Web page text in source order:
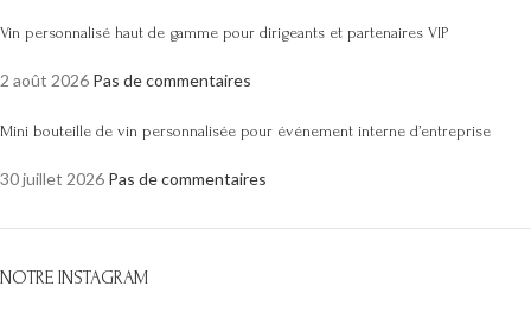
Vin personnalisé haut de gamme pour dirigeants et partenaires VIP
2 août 2026 Pas de commentaires
Mini bouteille de vin personnalisée pour événement interne d’entreprise
30 juillet 2026 Pas de commentaires
NOTRE INSTAGRAM